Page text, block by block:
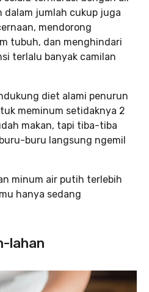
dalam jumlah cukup juga
mendorong
tubuh, dan menghindari
terlalu banyak camilan
diet alami penurun
meminum setidaknya 2
makan, tapi tiba-tiba
buru langsung ngemil
minum air putih terlebih
hanya sedang
lahan